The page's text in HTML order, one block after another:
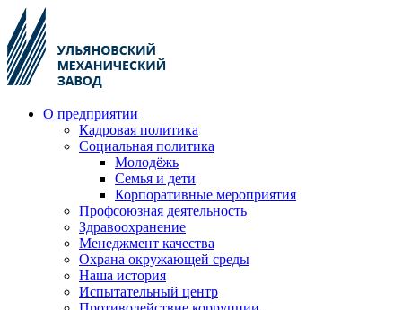
О предприятии
Кадровая политика
Социальная политика
Молодёжь
Семья и дети
Корпоративные мероприятия
Профсоюзная деятельность
Здравоохранение
Менеджмент качества
Охрана окружающей среды
Наша история
Испытательный центр